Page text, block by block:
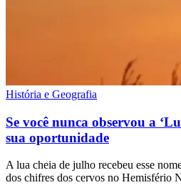
História e Geografia
Se você nunca observou a
sua oportunidade
A lua cheia de julho recebeu esse
dos chifres dos cervos no Hemisfério